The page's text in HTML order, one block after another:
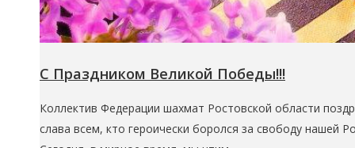
С Праздником Великой Победы!!!
Коллектив Федерации шахмат Ростовской области
слава всем, кто героически боролся за свободу